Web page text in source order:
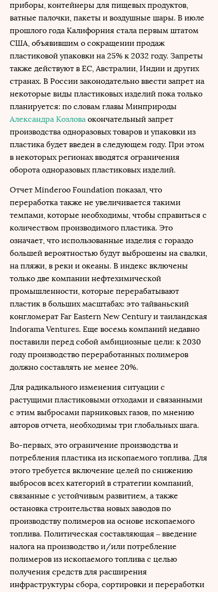
приборы, контейнеры для пищевых продуктов,
ватные палочки, пакеты и воздушные шары. В июле
прошлого года Калифорния стала первым штатом
США, объявившим о сокращении продаж
пластиковой упаковки на 25% к 2032 году. Запреты
также действуют в ЕС, Австралии, Индии и других
странах. В России законодательно ввести запрет на
некоторые виды пластиковых изделий пока только
планируется: по словам главы Минприроды
Александра Козлова окончательный запрет
производства одноразовых товаров и упаковки из
пластика будет введен в следующем году. При этом
в некоторых регионах вводятся ограничения
оборота одноразовых пластиковых изделий.
Отчет Minderoo Foundation показал, что
переработка также не увеличивается такими
темпами, которые необходимы, чтобы справиться с
количеством производимого пластика. Это
означает, что использованные изделия с гораздо
большей вероятностью будут выброшены на свалки,
на пляжи, в реки и океаны. В индекс включены
только две компании нефтехимической
промышленности, которые перерабатывают
пластик в больших масштабах: это тайваньский
конгломерат Far Eastern New Century и таиландская
Indorama Ventures. Еще восемь компаний недавно
поставили перед собой амбициозные цели: к 2030
году производство переработанных полимеров
должно составлять не менее 20%.
Для радикального изменения ситуации с
растущими пластиковыми отходами и связанными
с этим выбросами парниковых газов, по мнению
авторов отчета, необходимы три глобальных шага.
Во-первых, это ограничение производства и
потребления пластика из ископаемого топлива. Для
этого требуется включение целей по снижению
выбросов всех категорий в стратегии компаний,
связанные с устойчивым развитием, а также
остановка строительства новых заводов по
производству полимеров на основе ископаемого
топлива. Политическая составляющая – введение
налога на производство и/или потребление
полимеров из ископаемого топлива с целью
получения средств для расширения
инфраструктуры сбора, сортировки и переработки